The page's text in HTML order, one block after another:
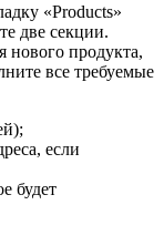
«Products»
две секции.
нового продукта,
все требуемые
если
будет